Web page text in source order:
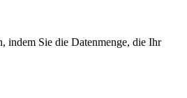
indem Sie die Datenmenge, die Ihr